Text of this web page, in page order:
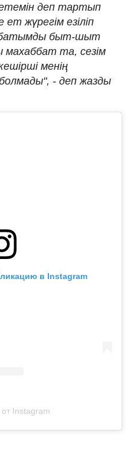
деп тартып
жүрегім езіліп
быт-шыт
махаббат та, сезім
менің
болмады", - деп жазды
в Instagram
Instagram